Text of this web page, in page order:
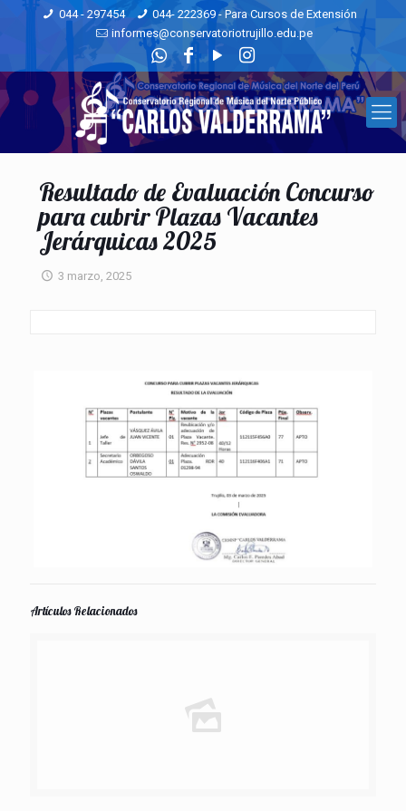
044 - 297454
044- 222369 - Para Cursos de Extensión
informes@conservatoriotrujillo.edu.pe
Resultado de Evaluación Concurso
para cubrir Plazas Vacantes
Jerárquicas 2025
3 marzo, 2025
Artículos Relacionados